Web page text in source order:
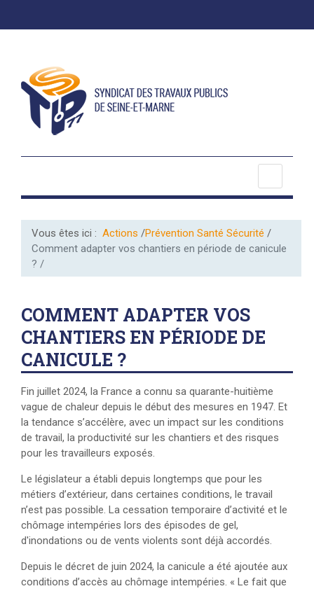
Vous êtes ici : Actions
Prévention Santé Sécurité
Comment adapter vos chantiers en période de canicule
?
COMMENT ADAPTER VOS
CHANTIERS EN PÉRIODE DE
CANICULE ?
Fin juillet 2024, la France a connu sa quarante-huitième
vague de chaleur depuis le début des mesures en 1947. Et
la tendance s’accélère, avec un impact sur les conditions
de travail, la productivité sur les chantiers et des risques
pour les travailleurs exposés.
Le législateur a établi depuis longtemps que pour les
métiers d’extérieur, dans certaines conditions, le travail
n’est pas possible. La cessation temporaire d’activité et le
chômage intempéries lors des épisodes de gel,
d'inondations ou de vents violents sont déjà accordés.
Depuis le décret de juin 2024, la canicule a été ajoutée aux
conditions d’accès au chômage intempéries. « Le fait que